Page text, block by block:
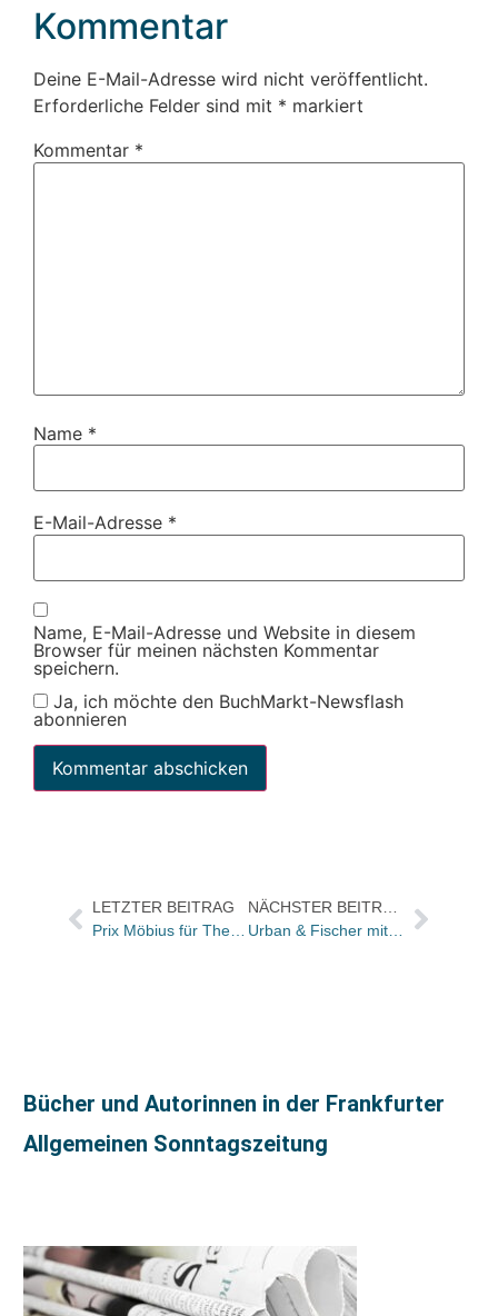
Kommentar
Deine E-Mail-Adresse wird nicht veröffentlicht.
Erforderliche Felder sind mit * markiert
Kommentar *
Name *
E-Mail-Adresse *
Name, E-Mail-Adresse und Website in diesem
Browser für meinen nächsten Kommentar
speichern.
Ja, ich möchte den BuchMarkt-Newsflash
abonnieren
LETZTER BEITRAG
Prix Möbius für Theiss
Bücher und Autorinnen in der Frankfurter
Allgemeinen Sonntagszeitung